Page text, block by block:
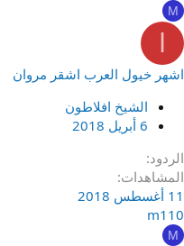
M
اشهر خيول العرب اشقر مروان
الشيخ افلاطون
6 أبريل 2018
الردود
المشاهدات
11 أغسطس 2018
m110
M